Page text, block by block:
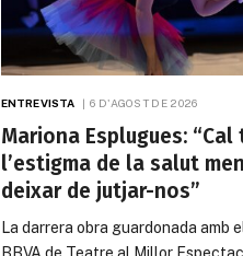
ENTREVISTA 6 D'AGOST DE 2026
Mariona Esplugues: “Cal
l’estigma de la salut
deixar de jutjar-nos”
La darrera obra guardonada amb
BBVA de Teatre al Millor